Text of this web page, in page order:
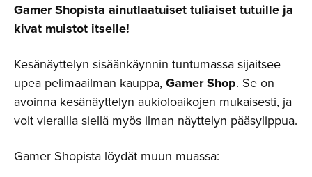
Gamer Shopista ainutlaatuiset tuliaiset tutuille ja
kivat muistot itselle!
Kesänäyttelyn sisäänkäynnin tuntumassa sijaitsee
upea pelimaailman kauppa, Gamer Shop. Se on
avoinna kesänäyttelyn aukioloaikojen mukaisesti, ja
voit vierailla siellä myös ilman näyttelyn pääsylippua.
Gamer Shopista löydät muun muassa: